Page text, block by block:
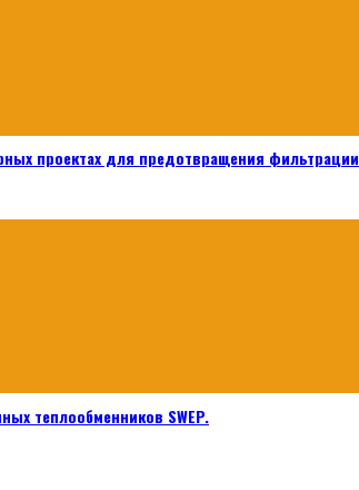
проектах для предотвращения фильтрации
теплообменников SWEP.